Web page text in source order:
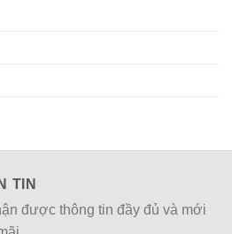
TIN
được thông tin đầy đủ và mới